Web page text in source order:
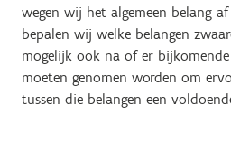
wegen wij het algemeen belang
bepalen wij welke belangen
mogelijk ook na of er
moeten genomen worden om
tussen die belangen een